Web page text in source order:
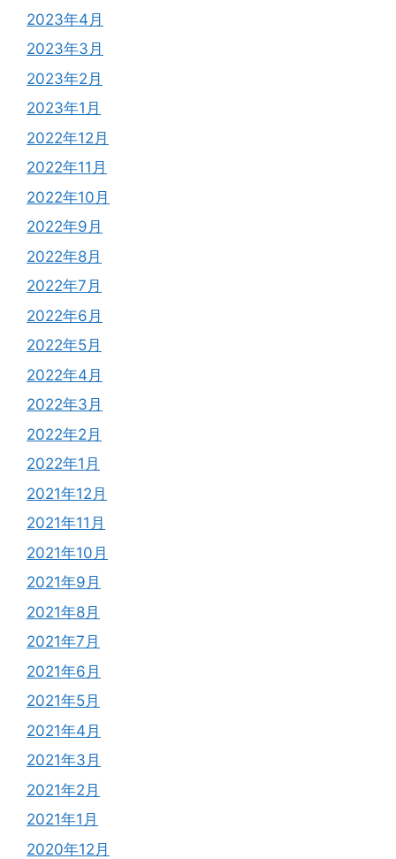
2023年4月
2023年3月
2023年2月
2023年1月
2022年12月
2022年11月
2022年10月
2022年9月
2022年8月
2022年7月
2022年6月
2022年5月
2022年4月
2022年3月
2022年2月
2022年1月
2021年12月
2021年11月
2021年10月
2021年9月
2021年8月
2021年7月
2021年6月
2021年5月
2021年4月
2021年3月
2021年2月
2021年1月
2020年12月